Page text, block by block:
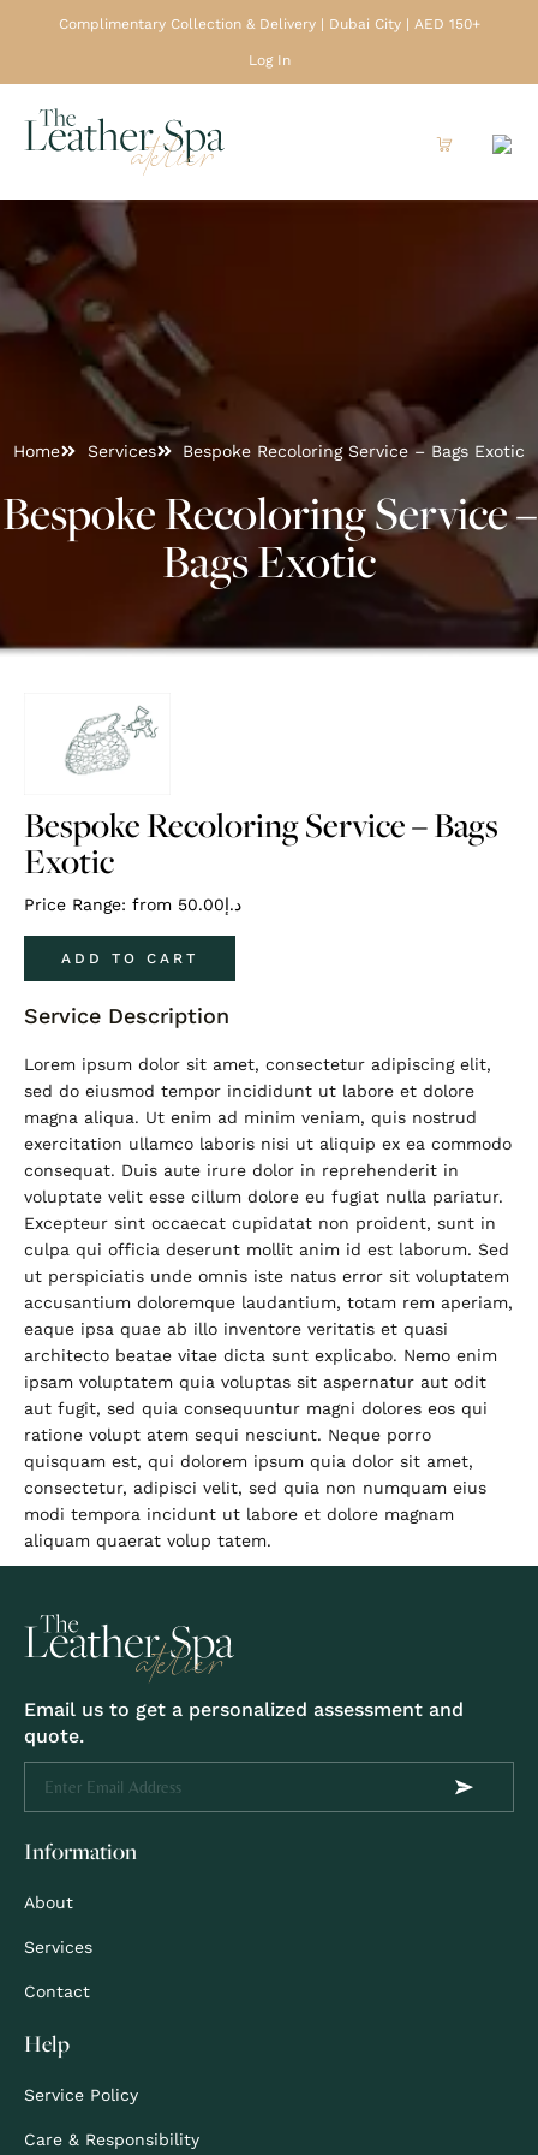
Complimentary Collection & Delivery | Dubai City | AED 150+
Log In
Home Services Bespoke Recoloring Service – Bags Exotic
Bespoke Recoloring Service –
Bags Exotic
Bespoke Recoloring Service – Bags
Exotic
Price Range: from د.إ50.00
ADD TO CART
Service Description
Lorem ipsum dolor sit amet, consectetur adipiscing elit,
sed do eiusmod tempor incididunt ut labore et dolore
magna aliqua. Ut enim ad minim veniam, quis nostrud
exercitation ullamco laboris nisi ut aliquip ex ea commodo
consequat. Duis aute irure dolor in reprehenderit in
voluptate velit esse cillum dolore eu fugiat nulla pariatur.
Excepteur sint occaecat cupidatat non proident, sunt in
culpa qui officia deserunt mollit anim id est laborum. Sed
ut perspiciatis unde omnis iste natus error sit voluptatem
accusantium doloremque laudantium, totam rem aperiam,
eaque ipsa quae ab illo inventore veritatis et quasi
architecto beatae vitae dicta sunt explicabo. Nemo enim
ipsam voluptatem quia voluptas sit aspernatur aut odit
aut fugit, sed quia consequuntur magni dolores eos qui
ratione volupt atem sequi nesciunt. Neque porro
quisquam est, qui dolorem ipsum quia dolor sit amet,
consectetur, adipisci velit, sed quia non numquam eius
modi tempora incidunt ut labore et dolore magnam
aliquam quaerat volup tatem.
Email us to get a personalized assessment and
quote.
Information
About
Services
Contact
Help
Service Policy
Care & Responsibility